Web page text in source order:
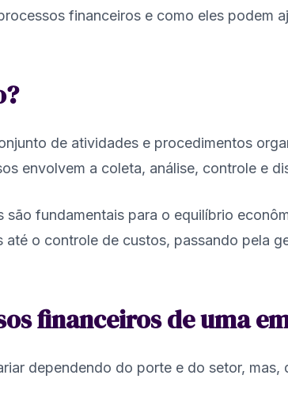
financeiros e como eles podem
de atividades e procedimentos
envolvem a coleta, análise, controle e
fundamentais para o equilíbrio
o controle de custos, passando pela
financeiros de uma
dependendo do porte e do setor,